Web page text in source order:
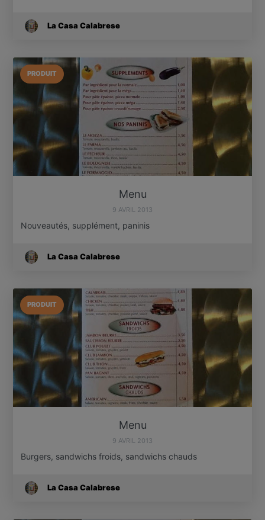
La Casa Calabrese
PRODUIT
Menu
9 AVRIL 2013
Nouveautés, supplément, paninis
La Casa Calabrese
PRODUIT
Menu
9 AVRIL 2013
Burgers, sandwichs froids, sandwichs chauds
La Casa Calabrese